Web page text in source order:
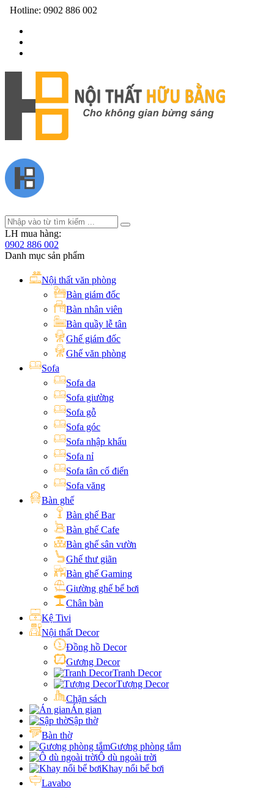
Hotline: 0902 886 002
LH mua hàng:
0902 886 002
Danh mục sản phẩm
Nội thất văn phòng
Bàn giám đốc
Bàn nhân viên
Bàn quầy lễ tân
Ghế giám đốc
Ghế văn phòng
Sofa
Sofa da
Sofa giường
Sofa gỗ
Sofa góc
Sofa nhập khẩu
Sofa nỉ
Sofa tân cổ điển
Sofa văng
Bàn ghế
Bàn ghế Bar
Bàn ghế Cafe
Bàn ghế sân vườn
Ghế thư giãn
Bàn ghế Gaming
Giường ghế bể bơi
Chân bàn
Kệ Tivi
Nội thất Decor
Đồng hồ Decor
Gương Decor
Tranh Decor
Tượng Decor
Chặn sách
Án gian
Sập thờ
Bàn thờ
Gương phòng tắm
Ô dù ngoài trời
Khay nổi bể bơi
Lavabo